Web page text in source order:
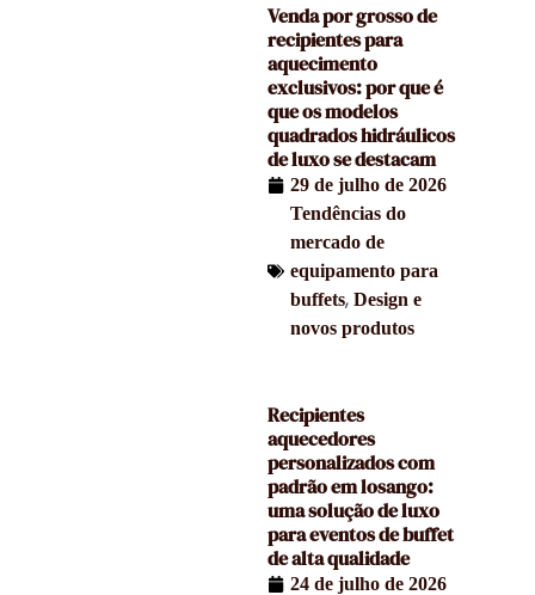
Venda por grosso de
recipientes para
aquecimento
exclusivos: por que é
que os modelos
quadrados hidráulicos
de luxo se destacam
29 de julho de 2026
Tendências do
mercado de
equipamento para
buffets, Design e
novos produtos
Recipientes
aquecedores
personalizados com
padrão em losango:
uma solução de luxo
para eventos de buffet
de alta qualidade
24 de julho de 2026